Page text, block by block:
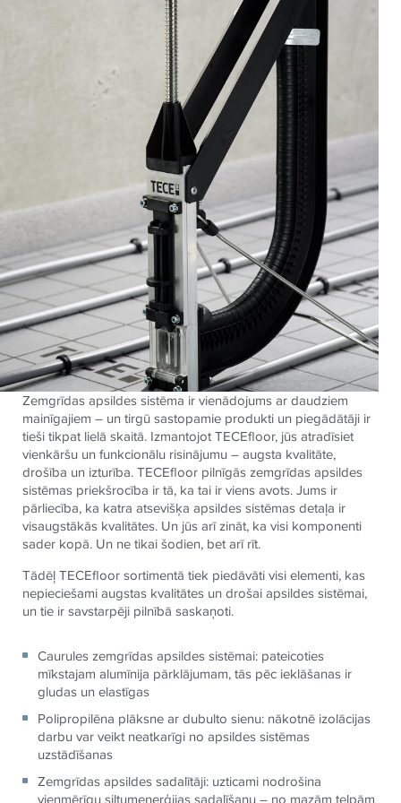
Zemgrīdas apsildes sistēma ir vienādojums ar daudziem
mainīgajiem – un tirgū sastopamie produkti un piegādātāji ir
tieši tikpat lielā skaitā. Izmantojot TECEfloor, jūs atradīsiet
vienkāršu un funkcionālu risinājumu – augsta kvalitāte,
drošība un izturība. TECEfloor pilnīgās zemgrīdas apsildes
sistēmas priekšrocība ir tā, ka tai ir viens avots. Jums ir
pārliecība, ka katra atsevišķa apsildes sistēmas detaļa ir
visaugstākās kvalitātes. Un jūs arī zināt, ka visi komponenti
sader kopā. Un ne tikai šodien, bet arī rīt.
Tādēļ TECEfloor sortimentā tiek piedāvāti visi elementi, kas
nepieciešami augstas kvalitātes un drošai apsildes sistēmai,
un tie ir savstarpēji pilnībā saskaņoti.
Caurules zemgrīdas apsildes sistēmai: pateicoties
mīkstajam alumīnija pārklājumam, tās pēc ieklāšanas ir
gludas un elastīgas
Polipropilēna plāksne ar dubulto sienu: nākotnē izolācijas
darbu var veikt neatkarīgi no apsildes sistēmas
uzstādīšanas
Zemgrīdas apsildes sadalītāji: uzticami nodrošina
vienmērīgu siltumenerģijas sadalīšanu – no mazām telpām